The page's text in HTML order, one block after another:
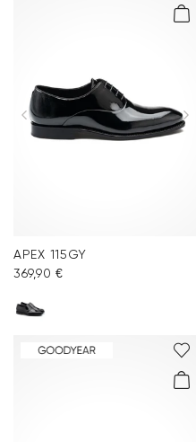
APEX 115GY
369,90 €